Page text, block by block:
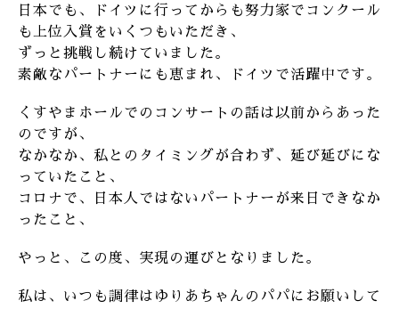
日本でも、ドイツに行ってからも努力家でコンクール
も上位入賞をいくつもいただき、
ずっと挑戦し続けていました。
素敵なパートナーにも恵まれ、ドイツで活躍中です。
くすやまホールでのコンサートの話は以前からあった
のですが、
なかなか、私とのタイミングが合わず、延び延びにな
っていたこと、
コロナで、日本人ではないパートナーが来日できなか
ったこと、
やっと、この度、実現の運びとなりました。
私は、いつも調律はゆりあちゃんのパパにお願いして